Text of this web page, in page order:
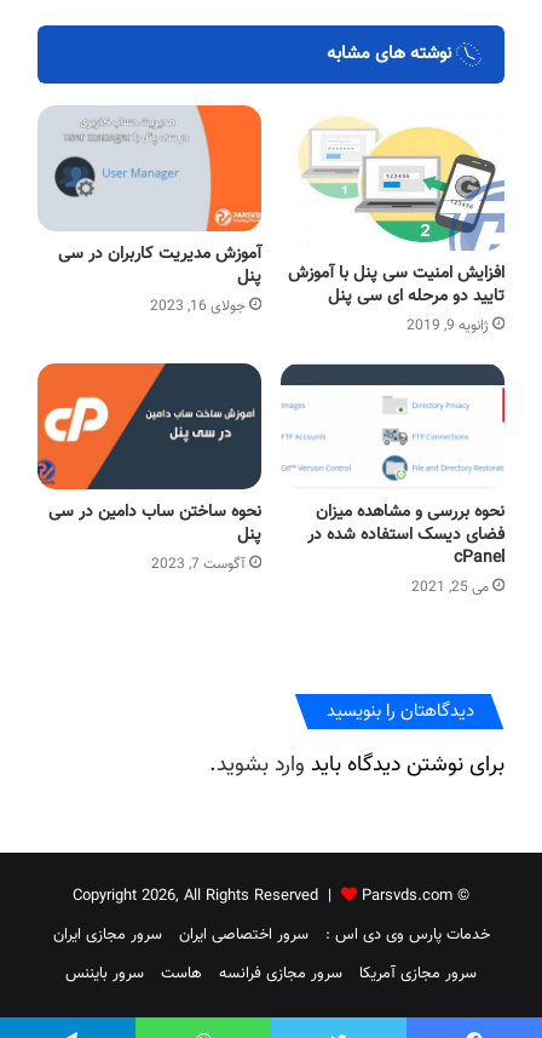
نوشته های مشابه
آموزش مدیریت کاربران در سی
پنل
جولای 16, 2023
افزایش امنیت سی پنل با آموزش
تایید دو مرحله ای سی پنل
ژانویه 9, 2019
نحوه ساختن ساب دامین در سی
پنل
آگوست 7, 2023
نحوه بررسی و مشاهده میزان
فضای دیسک استفاده شده در
cPanel
می 25, 2021
دیدگاهتان را بنویسید
برای نوشتن دیدگاه باید وارد بشوید.
© Copyright 2026, All Rights Reserved |
Parsvds.com
خدمات پارس وی دی اس :
سرور اختصاصی ایران
سرور مجازی ایران
سرور مجازی آمریکا
سرور مجازی فرانسه هاست سرور بایننس